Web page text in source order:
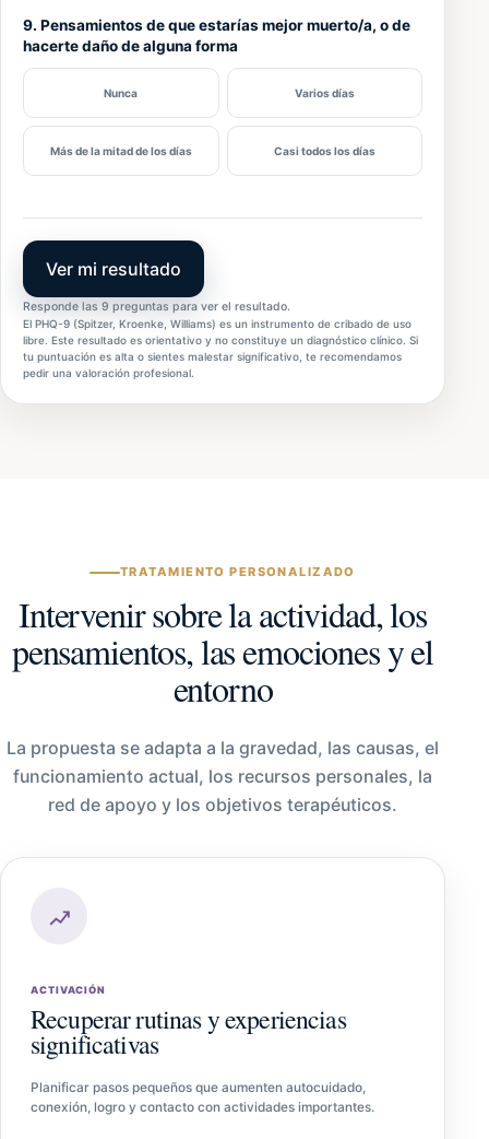
9. Pensamientos de que estarías mejor muerto/a, o de
hacerte daño de alguna forma
Nunca Varios días
Más de la mitad de los días Casi todos los días
Ver mi resultado
Responde las 9 preguntas para ver el resultado.
El PHQ-9 (Spitzer, Kroenke, Williams) es un instrumento de cribado de uso
libre. Este resultado es orientativo y no constituye un diagnóstico clínico. Si
tu puntuación es alta o sientes malestar significativo, te recomendamos
pedir una valoración profesional.
TRATAMIENTO PERSONALIZADO
Intervenir sobre la actividad, los
pensamientos, las emociones y el
entorno
La propuesta se adapta a la gravedad, las causas, el
funcionamiento actual, los recursos personales, la
red de apoyo y los objetivos terapéuticos.
ACTIVACIÓN
Recuperar rutinas y experiencias
significativas
Planificar pasos pequeños que aumenten autocuidado,
conexión, logro y contacto con actividades importantes.